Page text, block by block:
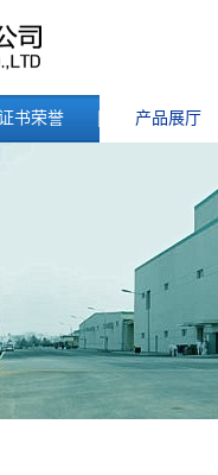
书荣誉 产品展厅